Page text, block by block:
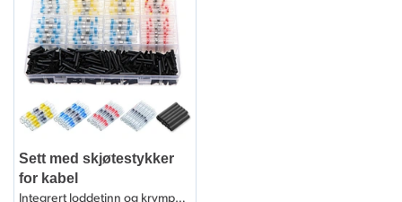
Sett med skjøtestykker
for kabel
Integrert loddetinn og krympestrømpe